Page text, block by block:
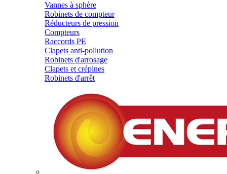
Vannes à sphère
Robinets de compteur
Réducteurs de pression
Compteurs
Raccords PE
Clapets anti-pollution
Robinets d'arrosage
Clapets et crépines
Robinets d'arrêt